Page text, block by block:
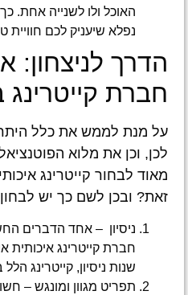
האוכל ולו לשנייה אחת.
נפלא שיעניק לכם
הדרך לניצחון:
חברת
על מנת לממש את כלל
לכן, וכן את מלוא
מאוד לבחור קייטרינג
זאת? ובכן לשם כך יש
ניסיון – אחד הדברים
שנות ניסיון, קייטרינג
תפריט מגוון ומונגש –